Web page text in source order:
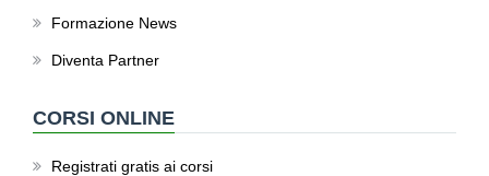
Formazione News
Diventa Partner
CORSI ONLINE
Registrati gratis ai corsi